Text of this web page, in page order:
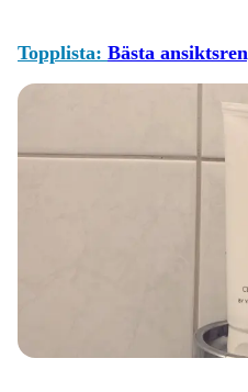
Topplista: Bästa